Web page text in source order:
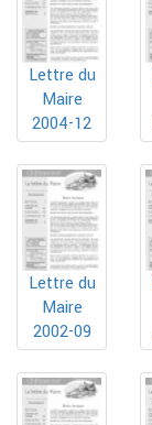
Lettre du
Maire
2004-12
Lettre du
Maire
2002-09